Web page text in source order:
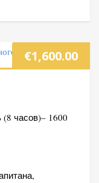
€1,600.00
часов)– 1600